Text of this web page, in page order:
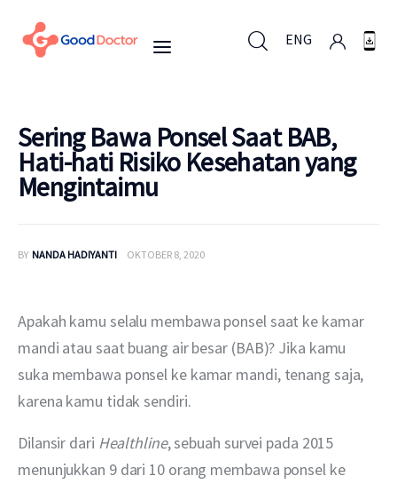
ENG
ENG
Untuk Bisnis
Layanan
Sering Bawa Ponsel Saat BAB,
Hati-hati Risiko Kesehatan yang
Mengintaimu
BY NANDA HADIYANTI OKTOBER 8, 2020
Apakah kamu selalu membawa ponsel saat ke kamar
mandi atau saat buang air besar (BAB)? Jika kamu
suka membawa ponsel ke kamar mandi, tenang saja,
karena kamu tidak sendiri.
Dilansir dari Healthline, sebuah survei pada 2015
menunjukkan 9 dari 10 orang membawa ponsel ke